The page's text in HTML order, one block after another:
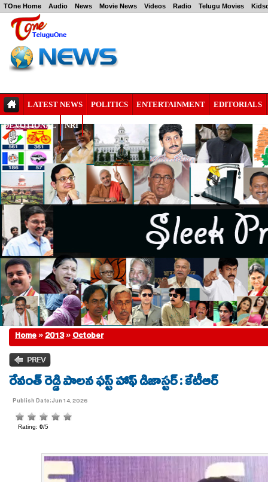
TOne Home Audio News Movie News Videos Radio Telugu Movies
LATEST NEWS POLITICS ENTERTAINMENT EDITORIALS
DEVOTIONAL NRI
Home»2013»October
రేవంత్ రెడ్డి పాలన ఫస్ట్ హాఫ్ డిజాస్టర్ : కేటీఆర్
Publish Date:Jun 14, 2026